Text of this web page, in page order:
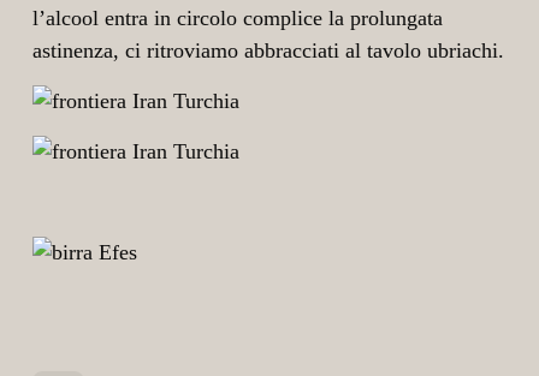
l’alcool entra in circolo complice la prolungata
astinenza, ci ritroviamo abbracciati al tavolo ubriachi.